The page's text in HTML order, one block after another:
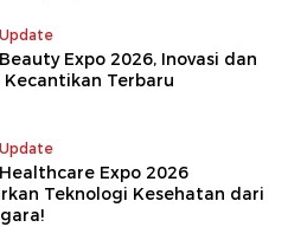
Expo 2026, Inovasi dan
Kecantikan Terbaru
Expo 2026
Teknologi Kesehatan dari